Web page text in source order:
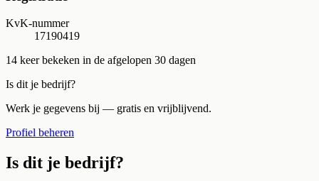
KvK-nummer
17190419
14 keer bekeken in de afgelopen 30 dagen
Is dit je bedrijf?
Werk je gegevens bij — gratis en vrijblijvend.
Profiel beheren
Is dit je bedrijf?